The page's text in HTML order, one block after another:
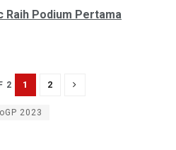
Raih Podium Pertama
2 1 2
2023